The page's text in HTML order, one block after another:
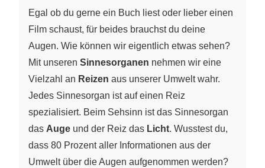
Egal ob du gerne ein Buch liest oder lieber einen
Film schaust, für beides brauchst du deine
Augen. Wie können wir eigentlich etwas sehen?
Mit unseren Sinnesorganen nehmen wir eine
Vielzahl an Reizen aus unserer Umwelt wahr.
Jedes Sinnesorgan ist auf einen Reiz
spezialisiert. Beim Sehsinn ist das Sinnesorgan
das Auge und der Reiz das Licht. Wusstest du,
dass 80 Prozent aller Informationen aus der
Umwelt über die Augen aufgenommen werden?